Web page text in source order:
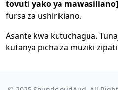
tovuti yako ya mawasiliano]
fursa za ushirikiano.
Asante kwa kutuchagua.
kufanya picha za muziki